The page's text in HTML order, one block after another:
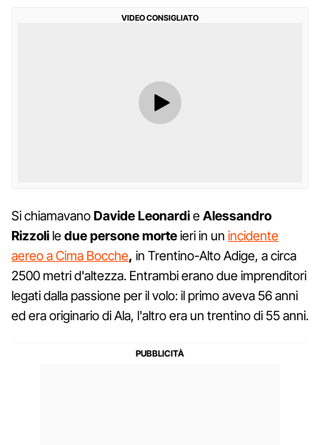
VIDEO CONSIGLIATO
Si chiamavanoDavide LeonardieAlessandro
Rizzoli ledue persone morteieri in un incidente
aereo a Cima Bocche, in Trentino-Alto Adige, a circa
2500 metri d'altezza. Entrambi erano due imprenditori
legati dalla passione per il volo: il primo aveva 56 anni
ed era originario di Ala, l'altro era un trentino di 55 anni.